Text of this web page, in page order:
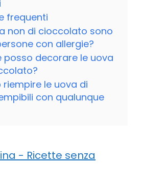
frequenti
non di cioccolato sono
con allergie?
posso decorare le uova
riempire le uova di
con qualunque
- Ricette senza